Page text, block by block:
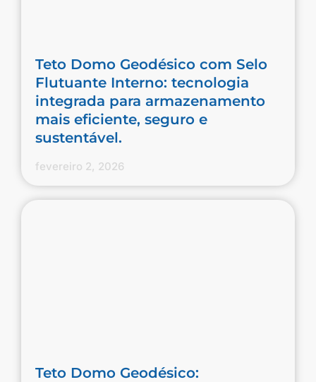
Teto Domo Geodésico com Selo
Flutuante Interno: tecnologia
integrada para armazenamento
mais eficiente, seguro e
sustentável.
fevereiro 2, 2026
Teto Domo Geodésico: